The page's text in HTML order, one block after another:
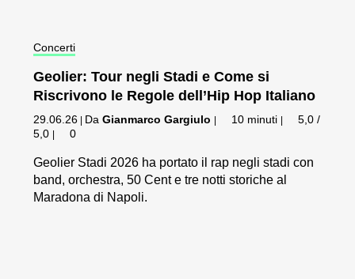
Concerti
Geolier: Tour negli Stadi e Come si
Riscrivono le Regole dell’Hip Hop Italiano
29.06.26 | DaGianmarco Gargiulo | 10 minuti |
5,0 /
5,0 | 0
Geolier Stadi 2026 ha portato il rap negli stadi con
band, orchestra, 50 Cent e tre notti storiche al
Maradona di Napoli.